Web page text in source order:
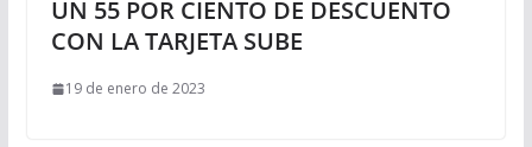
UN 55 POR CIENTO DE DESCUENTO
CON LA TARJETA SUBE
19 de enero de 2023